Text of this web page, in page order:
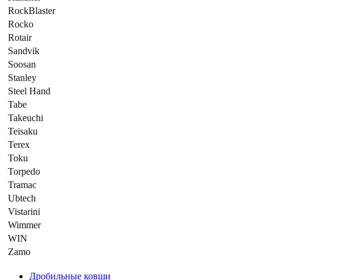
RockBlaster
Rocko
Rotair
Sandvik
Soosan
Stanley
Steel Hand
Tabe
Takeuchi
Teisaku
Terex
Toku
Torpedo
Tramac
Ubtech
Vistarini
Wimmer
WIN
Zamo
Дробильные ковши